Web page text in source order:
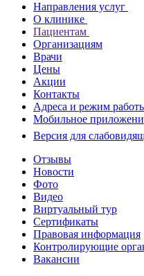
Направления услуг
О клинике
Пациентам
Организациям
Врачи
Цены
Акции
Контакты
Адреса и режим
Мобильное
Версия для
Отзывы
Новости
Фото
Видео
Виртуальный тур
Сертификаты
Правовая информация
Контролирующие
Вакансии